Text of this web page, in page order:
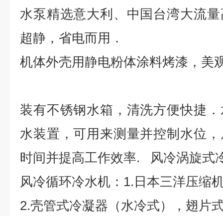
水泵精选意大利、中国台湾大流
超静，省电而用．
机体外壳用静电粉体涂料烤漆，美
装有不锈钢水箱，清洗方便快捷
水装置，可用来测量并控制水位
时间并提高工作效率. 风冷涡旋式
风冷循环冷水机：1.日本三洋压缩
2.壳管式冷凝器（水冷式），翅片